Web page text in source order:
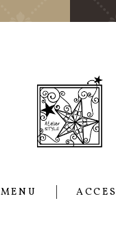
MENU